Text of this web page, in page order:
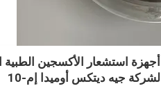
أجهزة استشعار الأكسجين الطبية
لشركة جيه ديتكس أوميدا إم-10